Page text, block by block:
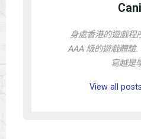
身處香港的遊戲程
AAA 級的遊戲體驗
寫越是
View all